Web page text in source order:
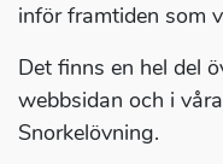
inför framtiden som
Det finns en hel del
webbsidan och i
Snorkelövning.